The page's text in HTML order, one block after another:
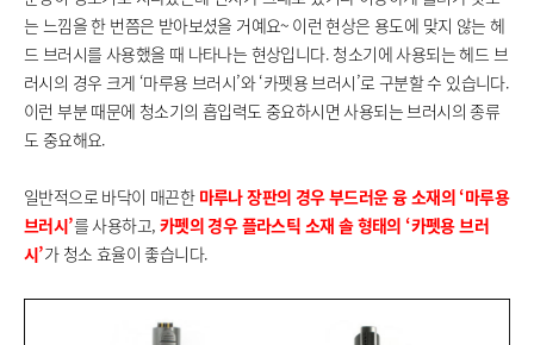
는 느낌을 한 번쯤은 받아보셨을 거예요~ 이런 현상은 용도에 맞지 않는 헤
드 브러시를 사용했을 때 나타나는 현상입니다. 청소기에 사용되는 헤드 브
러시의 경우 크게 ‘마루용 브러시’와 ‘카펫용 브러시’로 구분할 수 있습니다.
이런 부분 때문에 청소기의 흡입력도 중요하시면 사용되는 브러시의 종류
도 중요해요.
일반적으로 바닥이 매끈한마루나 장판의 경우 부드러운 융 소재의 ‘마루용
브러시’를 사용하고, 카펫의 경우 플라스틱 소재 솔 형태의 ‘카펫용 브러
시’가 청소 효율이 좋습니다.